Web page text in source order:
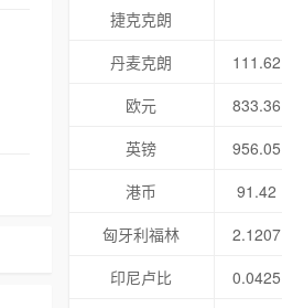
捷克克朗
丹麦克朗
111.62
欧元
833.36
英镑
956.05
港币
91.42
匈牙利福林
2.1207
印尼卢比
0.0425